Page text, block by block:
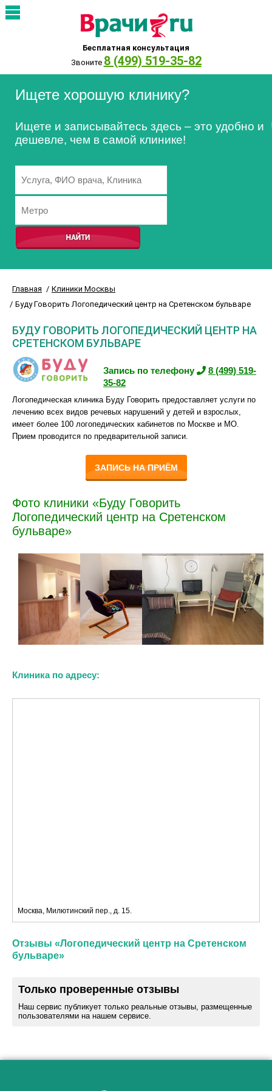
Бесплатная консультация
Звоните 8 (499) 519-35-82
Ищете хорошую клинику?
Ищете и записывайтесь здесь – это удобно и
дешевле, чем в самой клинике!
Главная
Клиники Москвы
Буду Говорить Логопедический центр на Сретенском бульваре
БУДУ ГОВОРИТЬ ЛОГОПЕДИЧЕСКИЙ ЦЕНТР НА
СРЕТЕНСКОМ БУЛЬВАРЕ
Запись по телефону
8 (499) 519-
35-82
Логопедическая клиника Буду Говорить предоставляет услуги по
лечению всех видов речевых нарушений у детей и взрослых,
имеет более 100 логопедических кабинетов по Москве и МО.
Прием проводится по предварительной записи.
ЗАПИСЬ НА ПРИЁМ
Фото клиники «Буду Говорить
Логопедический центр на Сретенском
бульваре»
Клиника по адресу:
Москва, Милютинский пер., д. 15.
Отзывы «Логопедический центр на Сретенском
бульваре»
Только проверенные отзывы
Наш сервис публикует только реальные отзывы, размещенные
пользователями на нашем сервисе.